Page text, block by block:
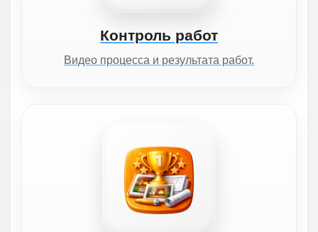
Контроль работ
Видео процесса и результата работ.